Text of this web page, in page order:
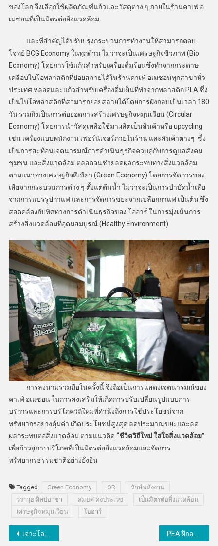
ของโลก จึงเลือกใช้ผลิตภัณฑ์แก้วและวัสดุต่าง ๆ ภายในร้านคาเฟ่ อ
เมซอนที่เป็นมิตรต่อสิ่งแวดล้อม
และที่สำคัญได้ปรับปรุงกระบวนการทำงานให้สามารถตอบ
โจทย์ BCG Economy ในทุกด้าน ไม่ว่าจะเป็นเศรษฐกิจชีวภาพ (Bio
Economy) โดยการใช้แก้วสำหรับเครื่องดื่มร้อนซึ่งทำจากกระดาษ
เคลือบไบโอพลาสติกที่ย่อยสลายได้ในร้านคาเฟ่ อเมซอนทุกสาขาทั่ว
ประเทศ หลอดและแก้วสำหรับเครื่องดื่มเย็นที่ทำจากพลาสติก PLA ซึ่ง
เป็นไบโอพลาสติกที่สามารถย่อยสลายได้โดยการฝังกลบเป็นเวลา 180
วัน รวมถึงเป็นการต่อยอดการสร้างเศรษฐกิจหมุนเวียน (Circular
Economy) โดยการนำวัสดุเหลือใช้มาผลิตเป็นสินค้าหรือ upcycling
เช่น เครื่องแบบพนักงาน เฟอร์นิเจอร์ภายในร้าน และสินค้าต่างๆ ซึ่ง
เป็นการสะท้อนเจตนารมณ์การดำเนินธุรกิจควบคู่กับการดูแลสังคม
ชุมชน และสิ่งแวดล้อม ตลอดจนช่วยลดผลกระทบทางสิ่งแวดล้อม
ตามแนวทางเศรษฐกิจสีเขียว (Green Economy) โดยการจัดการของ
เสียจากกระบวนการต่าง ๆ ตั้งแต่ต้นน้ำ ไม่ว่าจะเป็นการบำบัดน้ำเสีย
จากการแปรรูปกาแฟ และการจัดการขยะจากเปลือกกาแฟ เป็นต้น ซึ่ง
สอดคล้องกับทิศทางการดำเนินธุรกิจของ โออาร์ ในการมุ่งเน้นการ
สร้างสิ่งแวดล้อมที่อุดมสมบูรณ์ (Healthy Environment)
การลงนามร่วมมือในครั้งนี้ จึงถือเป็นการแสดงเจตนารมณ์ของ
คาเฟ่ อเมซอน ในการส่งเสริมให้เกิดการปรับเปลี่ยนรูปแบบการ
บริการและการบริโภควิถีใหม่ที่คำนึงถึงการใช้ประโยชน์จาก
ทรัพยากรอย่างคุ้มค่า เกิดประโยชน์สูงสุด ลดประมาณขยะและลด
ผลกระทบต่อสิ่งแวดล้อม ตามแนวคิด “ชีวิตวิถีใหม่ ใส่ใจสิ่งแวดล้อม”
เพื่อก้าวสู่การบริโภคที่เป็นมิตรต่อสิ่งแวดล้อมและจัดการ
ทรัพยากรธรรมชาติอย่างยั่งยืน
Tagged Green Economy OR
รักษ์พลังงาน
วราวุธ ศิลปอาชา
สมยศ คงประเวช
เป็นมิตรต่อสิ่งแวดล้อม
เศรษฐกิจหมุนเวียน
โออาร์
แนะแนว
เจาะโลเคชั่นจัดการขยะสุดคูลกับแคมเปญ “ไปรษณีย์ reBOX” หลากทางเลือกเพื่อคนรักษ์โลก